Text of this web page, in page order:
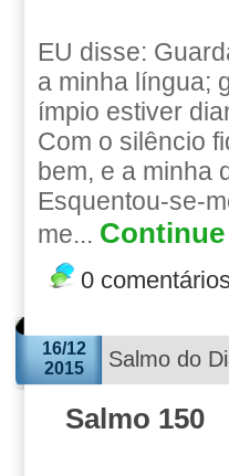
EU disse:
a minha língua;
ímpio estiver
Com o silêncio
bem, e a minha
Esquentou-se-
me...
0
16/12
2015
Salmo do
Salmo 150